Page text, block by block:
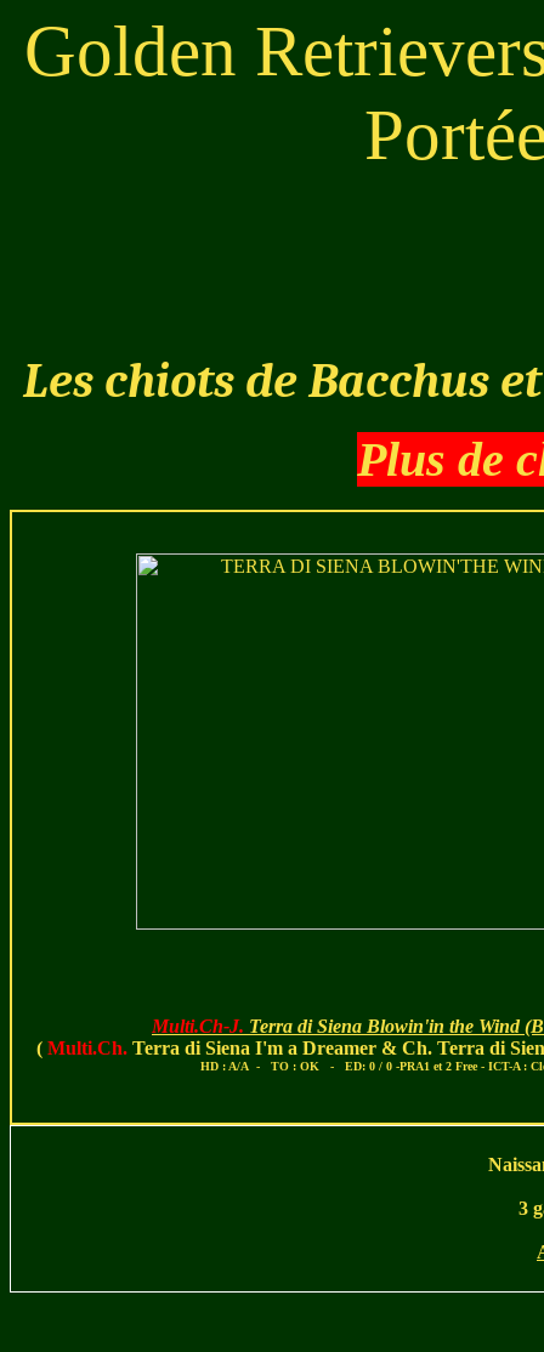
Golden
Les chiots de Bacchus
Plus de
Multi.Ch-J. Terra di Siena Blowin'in the Wind
( Multi.Ch.Terra di Siena I'm a Dreamer & Ch. Terra di
HD : A/A - TO : OK - ED: 0 / 0 -PRA1 et 2 Free - ICT-A :
3